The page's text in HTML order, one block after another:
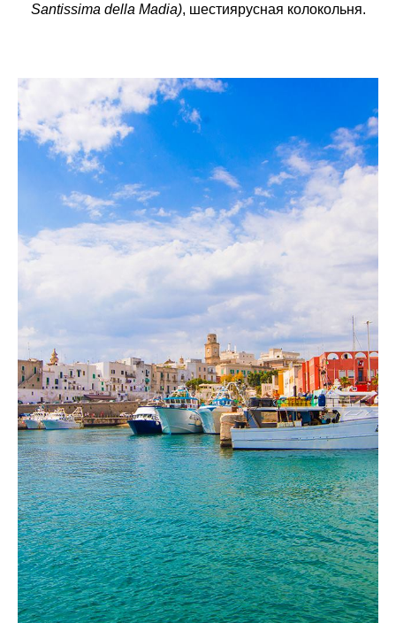
Santissima della Madia), шестиярусная колокольня.